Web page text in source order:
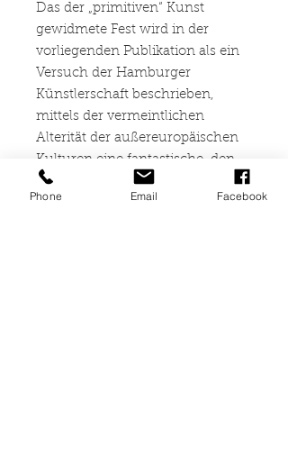
Das der „primitiven“ Kunst
gewidmete Fest wird in der
vorliegenden Publikation als ein
Versuch der Hamburger
Künstlerschaft beschrieben,
mittels der vermeintlichen
Alterität der außereuropäischen
Kulturen eine fantastische, den
alltäglichen Konventionen
enthobene Gegenwelt zu
Phone Email Facebook